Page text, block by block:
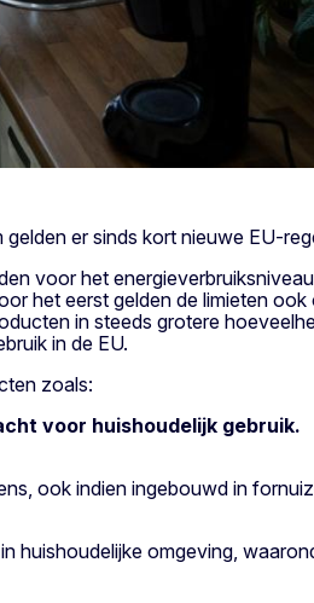
er sinds kort nieuwe EU-
voor het
het eerst gelden de limieten
in steeds grotere
in de EU.
zoals:
voor huishoudelijk gebruik.
ook indien ingebouwd in
huishoudelijke omgeving,